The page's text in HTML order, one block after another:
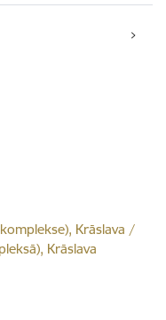
Krāslava /
Krāslava